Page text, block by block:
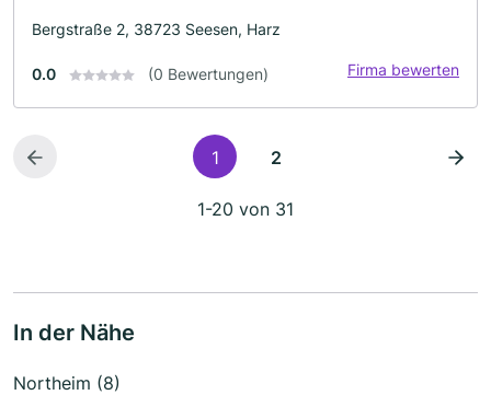
Bergstraße 2, 38723 Seesen, Harz
0.0 (0 Bewertungen) Firma bewerten
1 2
1-20 von 31
In der Nähe
Northeim (8)